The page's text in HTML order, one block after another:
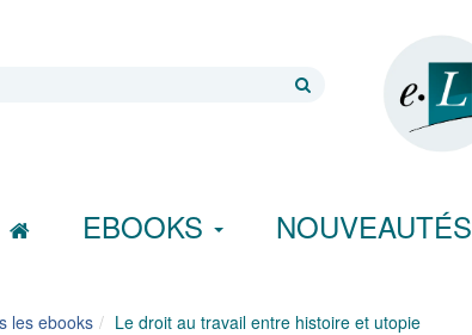
EBOOKS NOUVEAUTÉS
les ebooks Le droit au travail entre histoire et utopie